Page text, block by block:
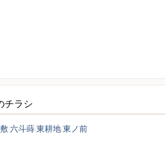
チラシ
六斗蒔東耕地東ノ前